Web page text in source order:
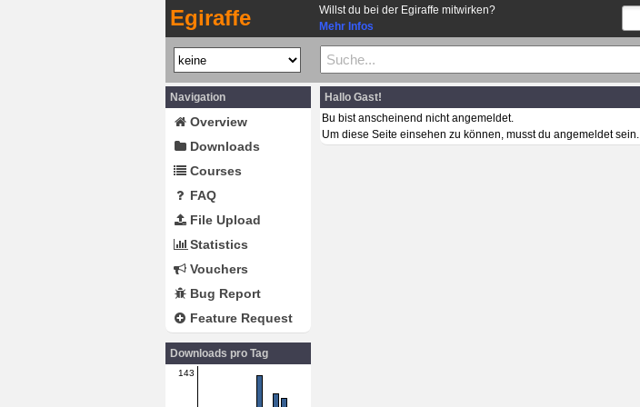
Egiraffe
Willst du bei der Egiraffe mitwirken?
Mehr Infos
Navigation
Overview
Downloads
Courses
FAQ
File Upload
Statistics
Vouchers
Bug Report
Feature Request
Downloads pro Tag
143
Hallo Gast!
Bu bist anscheinend nicht angemeldet.
Um diese Seite einsehen zu können, musst du angemeldet sein.